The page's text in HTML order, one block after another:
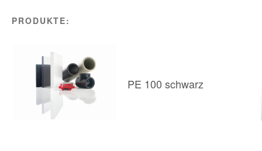
PRODUKTE:
PE 100 schwarz